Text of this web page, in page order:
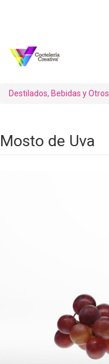
Destilados, Bebidas y Otros
Mosto de Uva